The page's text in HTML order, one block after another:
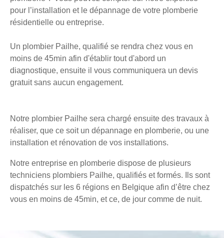
pour l’installation et le dépannage de votre plomberie
résidentielle ou entreprise.
Un plombier Pailhe, qualifié se rendra chez vous en
moins de 45min afin d'établir tout d'abord un
diagnostique, ensuite il vous communiquera un devis
gratuit sans aucun engagement.
Notre plombier Pailhe sera chargé ensuite des travaux à
réaliser, que ce soit un dépannage en plomberie, ou une
installation et rénovation de vos installations.
Notre entreprise en plomberie dispose de plusieurs
techniciens plombiers Pailhe, qualifiés et formés. Ils sont
dispatchés sur les 6 régions en Belgique afin d’être chez
vous en moins de 45min, et ce, de jour comme de nuit.